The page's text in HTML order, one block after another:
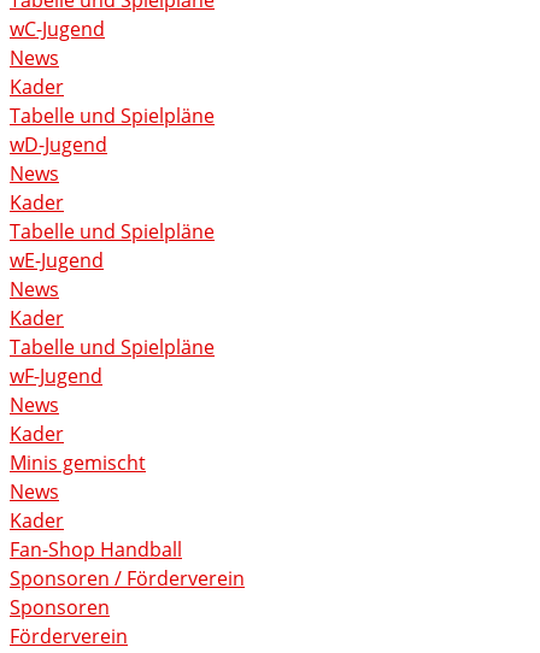
wC-Jugend
News
Kader
Tabelle und Spielpläne
wD-Jugend
News
Kader
Tabelle und Spielpläne
wE-Jugend
News
Kader
Tabelle und Spielpläne
wF-Jugend
News
Kader
Minis gemischt
News
Kader
Fan-Shop Handball
Sponsoren / Förderverein
Sponsoren
Förderverein